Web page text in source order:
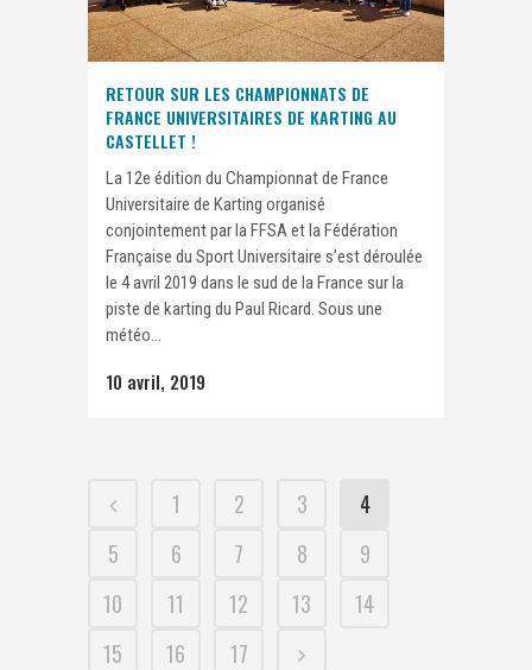
RETOUR SUR LES CHAMPIONNATS DE
FRANCE UNIVERSITAIRES DE KARTING AU
CASTELLET !
La 12e édition du Championnat de France
Universitaire de Karting organisé
conjointement par la FFSA et la Fédération
Française du Sport Universitaire s’est déroulée
le 4 avril 2019 dans le sud de la France sur la
piste de karting du Paul Ricard. Sous une
météo...
10 avril, 2019
1 2 3
4
5
6 7 8
9
10
11 12 13
14
15
16 17